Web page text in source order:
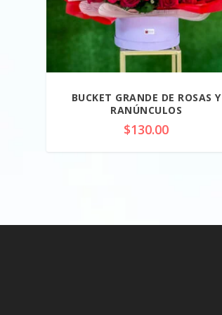
BUCKET GRANDE DE ROSAS Y
RANÚNCULOS
$130.00